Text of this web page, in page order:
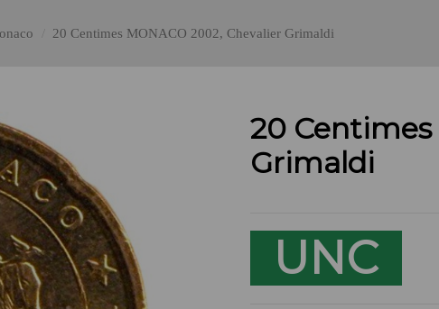
20 Centimes MONACO 2002, Chevalier Grimaldi
20 Centimes
Grimaldi
UNC